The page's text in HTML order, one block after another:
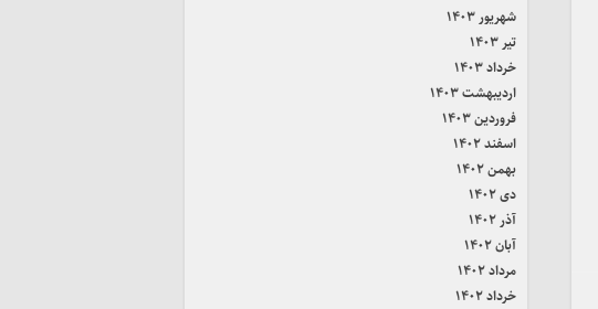
شهریور ۱۴۰۳
تیر ۱۴۰۳
خرداد ۱۴۰۳
اردیبهشت ۱۴۰۳
فروردین ۱۴۰۳
اسفند ۱۴۰۲
بهمن ۱۴۰۲
دی ۱۴۰۲
آذر ۱۴۰۲
آبان ۱۴۰۲
مرداد ۱۴۰۲
خرداد ۱۴۰۲